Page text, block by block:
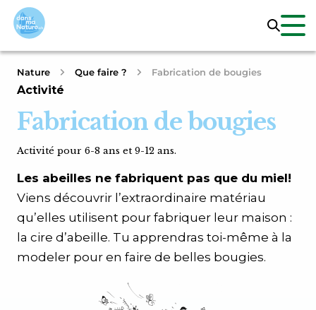
Nature Que faire ? Fabrication de bougies
Activité
Fabrication de bougies
Activité pour 6-8 ans et 9-12 ans.
Les abeilles ne fabriquent pas que du miel!
Viens découvrir l’extraordinaire matériau
qu’elles utilisent pour fabriquer leur maison :
la cire d’abeille. Tu apprendras toi-même à la
modeler pour en faire de belles bougies.